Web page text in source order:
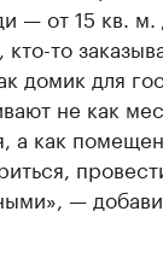
— от 15 кв. м.
то
домик для
не как
а как
—